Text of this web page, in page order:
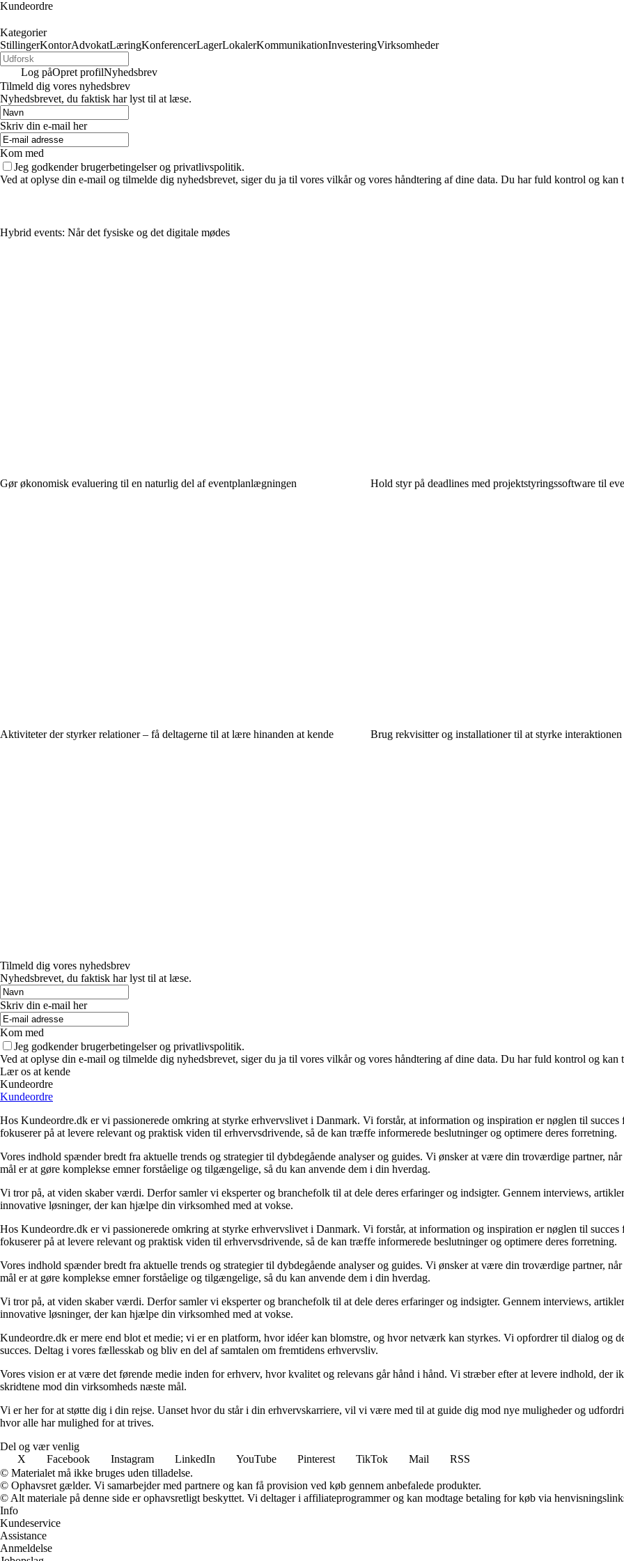
Kundeordre
Kategorier
StillingerKontorAdvokatLæringKonferencerLagerLokalerKommunikationInvesteringVirksomheder
Log påOpret profilNyhedsbrev
Tilmeld dig vores nyhedsbrev
Nyhedsbrevet, du faktisk har lyst til at læse.
Skriv din e-mail her
Kom med
Jeg godkender brugerbetingelser og privatlivspolitik.
Ved at oplyse din e-mail og tilmelde dig nyhedsbrevet, siger du ja til vores vilkår og vores håndtering af dine data. Du har fuld kontrol og kan
Hybrid events: Når det fysiske og det digitale mødes
Gør økonomisk evaluering til en naturlig del af eventplanlægningen Hold styr på deadlines med projektstyringssoftware til
Aktiviteter der styrker relationer – få deltagerne til at lære hinanden at kende Brug rekvisitter og installationer til at styrke interaktionen
Tilmeld dig vores nyhedsbrev
Nyhedsbrevet, du faktisk har lyst til at læse.
Skriv din e-mail her
Kom med
Jeg godkender brugerbetingelser og privatlivspolitik.
Ved at oplyse din e-mail og tilmelde dig nyhedsbrevet, siger du ja til vores vilkår og vores håndtering af dine data. Du har fuld kontrol og kan
Lær os at kende
Kundeordre
Kundeordre
Hos Kundeordre.dk er vi passionerede omkring at styrke erhvervslivet i Danmark. Vi forstår, at information og inspiration er nøglen til
fokuserer på at levere relevant og praktisk viden til erhvervsdrivende, så de kan træffe informerede beslutninger og optimere deres forretning.
Vores indhold spænder bredt fra aktuelle trends og strategier til dybdegående analyser og guides. Vi ønsker at være din troværdige partner,
mål er at gøre komplekse emner forståelige og tilgængelige, så du kan anvende dem i din hverdag.
Vi tror på, at viden skaber værdi. Derfor samler vi eksperter og branchefolk til at dele deres erfaringer og indsigter. Gennem interviews,
innovative løsninger, der kan hjælpe din virksomhed med at vokse.
Hos Kundeordre.dk er vi passionerede omkring at styrke erhvervslivet i Danmark. Vi forstår, at information og inspiration er nøglen til
fokuserer på at levere relevant og praktisk viden til erhvervsdrivende, så de kan træffe informerede beslutninger og optimere deres forretning.
Vores indhold spænder bredt fra aktuelle trends og strategier til dybdegående analyser og guides. Vi ønsker at være din troværdige partner,
mål er at gøre komplekse emner forståelige og tilgængelige, så du kan anvende dem i din hverdag.
Vi tror på, at viden skaber værdi. Derfor samler vi eksperter og branchefolk til at dele deres erfaringer og indsigter. Gennem interviews,
innovative løsninger, der kan hjælpe din virksomhed med at vokse.
Kundeordre.dk er mere end blot et medie; vi er en platform, hvor idéer kan blomstre, og hvor netværk kan styrkes. Vi opfordrer til dialog og
succes. Deltag i vores fællesskab og bliv en del af samtalen om fremtidens erhvervsliv.
Vores vision er at være det førende medie inden for erhverv, hvor kvalitet og relevans går hånd i hånd. Vi stræber efter at levere indhold, der
skridtene mod din virksomheds næste mål.
Vi er her for at støtte dig i din rejse. Uanset hvor du står i din erhvervskarriere, vil vi være med til at guide dig mod nye muligheder og
hvor alle har mulighed for at trives.
Del og vær venlig
X
Facebook Instagram LinkedIn YouTube Pinterest TikTok Mail
RSS
© Materialet må ikke bruges uden tilladelse.
© Ophavsret gælder. Vi samarbejder med partnere og kan få provision ved køb gennem anbefalede produkter.
© Alt materiale på denne side er ophavsretligt beskyttet. Vi deltager i affiliateprogrammer og kan modtage betaling for køb via
Info
Kundeservice
Assistance
Anmeldelse